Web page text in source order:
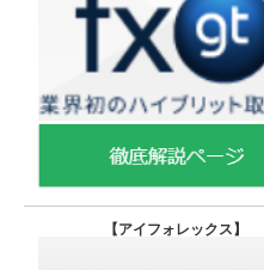
【アイフォレックス】